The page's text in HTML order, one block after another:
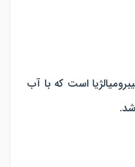
است که با آب